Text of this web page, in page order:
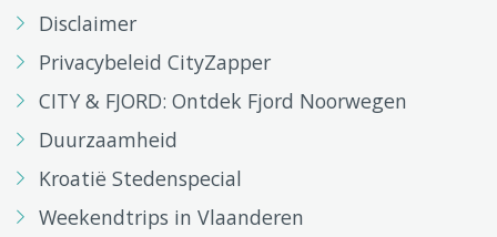
Disclaimer
Privacybeleid CityZapper
CITY & FJORD: Ontdek Fjord Noorwegen
Duurzaamheid
Kroatië Stedenspecial
Weekendtrips in Vlaanderen